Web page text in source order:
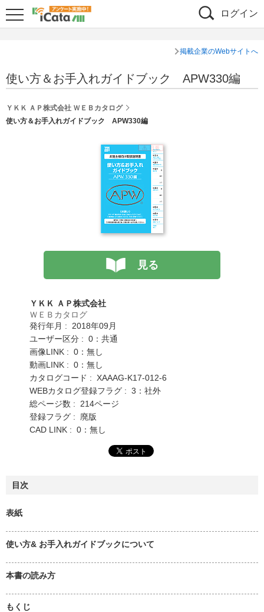
ログイン
掲載企業のWebサイトへ
使い方＆お手入れガイドブック APW330編
ＹＫＫ ＡＰ株式会社 ＷＥＢカタログ
使い方＆お手入れガイドブック APW330編
見る
ＹＫＫ ＡＰ株式会社
ＷＥＢカタログ
発行年月 : 2018年09月
ユーザー区分 : 0：共通
画像LINK : 0：無し
動画LINK : 0：無し
カタログコード : XAAAG-K17-012-6
WEBカタログ登録フラグ : 3：社外
総ページ数 : 214ページ
登録フラグ : 廃版
CAD LINK : 0：無し
目次
表紙
使い方& お手入れガイドブックについて
本書の読み方
もくじ